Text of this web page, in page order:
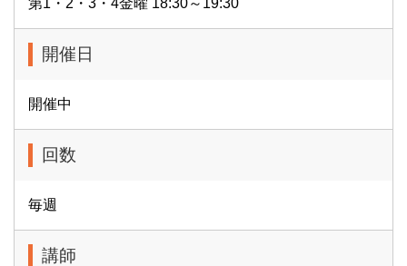
第1・2・3・4金曜 18:30～19:30
開催日
開催中
回数
毎週
講師